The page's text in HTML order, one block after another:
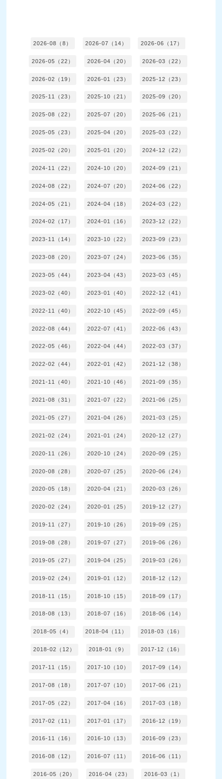
2026-08（8） 2026-07（14） 2026-06（17）
2026-05（22） 2026-04（20） 2026-03（22）
2026-02（19） 2026-01（23） 2025-12（23）
2025-11（23） 2025-10（21） 2025-09（20）
2025-08（22） 2025-07（20） 2025-06（21）
2025-05（23） 2025-04（20） 2025-03（22）
2025-02（20） 2025-01（20） 2024-12（22）
2024-11（22） 2024-10（20） 2024-09（21）
2024-08（22） 2024-07（20） 2024-06（22）
2024-05（21） 2024-04（18） 2024-03（22）
2024-02（17） 2024-01（16） 2023-12（22）
2023-11（14） 2023-10（22） 2023-09（23）
2023-08（20） 2023-07（24） 2023-06（35）
2023-05（44） 2023-04（43） 2023-03（45）
2023-02（40） 2023-01（40） 2022-12（41）
2022-11（40） 2022-10（45） 2022-09（45）
2022-08（44） 2022-07（41） 2022-06（43）
2022-05（46） 2022-04（44） 2022-03（37）
2022-02（44） 2022-01（42） 2021-12（38）
2021-11（40） 2021-10（46） 2021-09（35）
2021-08（31） 2021-07（22） 2021-06（25）
2021-05（27） 2021-04（26） 2021-03（25）
2021-02（24） 2021-01（24） 2020-12（27）
2020-11（26） 2020-10（24） 2020-09（25）
2020-08（28） 2020-07（25） 2020-06（24）
2020-05（18） 2020-04（21） 2020-03（26）
2020-02（24） 2020-01（25） 2019-12（27）
2019-11（27） 2019-10（26） 2019-09（25）
2019-08（28） 2019-07（27） 2019-06（26）
2019-05（27） 2019-04（25） 2019-03（26）
2019-02（24） 2019-01（12） 2018-12（12）
2018-11（15） 2018-10（15） 2018-09（17）
2018-08（13） 2018-07（16） 2018-06（14）
2018-05（4） 2018-04（11） 2018-03（16）
2018-02（12） 2018-01（9） 2017-12（16）
2017-11（15） 2017-10（10） 2017-09（14）
2017-08（18） 2017-07（10） 2017-06（21）
2017-05（22） 2017-04（16） 2017-03（18）
2017-02（11） 2017-01（17） 2016-12（19）
2016-11（16） 2016-10（13） 2016-09（23）
2016-08（12） 2016-07（11） 2016-06（11）
2016-05（20） 2016-04（23） 2016-03（1）